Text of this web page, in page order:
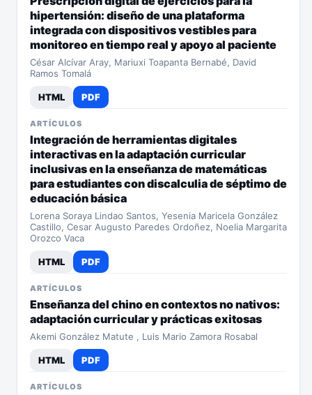
hipertensión: diseño de una plataforma
integrada con dispositivos vestibles para
monitoreo en tiempo real y apoyo al paciente
César Alcívar Aray, Mariuxi Toapanta Bernabé, David
Ramos Tomalá
HTML PDF
ARTÍCULOS
Integración de herramientas digitales
interactivas en la adaptación curricular
inclusivas en la enseñanza de matemáticas
para estudiantes con discalculia de séptimo de
educación básica
Lorena Soraya Lindao Santos, Yesenia Maricela González
Castillo, Cesar Augusto Paredes Ordoñez, Noelia Margarita
Orozco Vaca
HTML PDF
ARTÍCULOS
Enseñanza del chino en contextos no nativos:
adaptación curricular y prácticas exitosas
Akemi González Matute , Luis Mario Zamora Rosabal
HTML PDF
ARTÍCULOS